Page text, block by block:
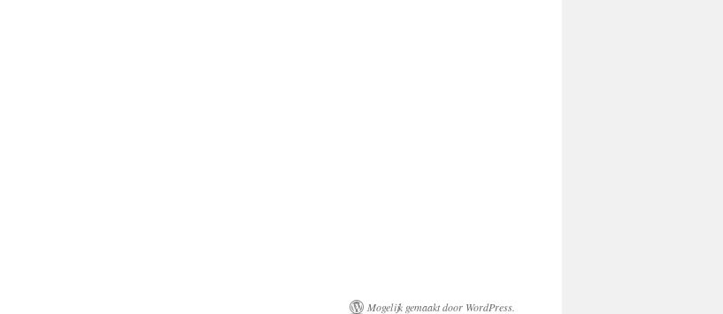
Mogelijk gemaakt door WordPress.